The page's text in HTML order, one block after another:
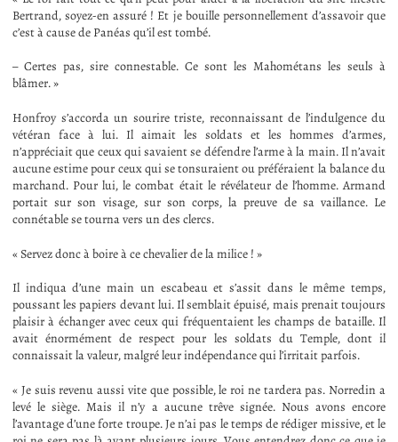
Bertrand, soyez-en assuré ! Et je bouille personnellement d’assavoir que
c’est à cause de Panéas qu’il est tombé.
– Certes pas, sire connestable. Ce sont les Mahométans les seuls à
blâmer. »
Honfroy s’accorda un sourire triste, reconnaissant de l’indulgence du
vétéran face à lui. Il aimait les soldats et les hommes d’armes,
n’appréciait que ceux qui savaient se défendre l’arme à la main. Il n’avait
aucune estime pour ceux qui se tonsuraient ou préféraient la balance du
marchand. Pour lui, le combat était le révélateur de l’homme. Armand
portait sur son visage, sur son corps, la preuve de sa vaillance. Le
connétable se tourna vers un des clercs.
« Servez donc à boire à ce chevalier de la milice ! »
Il indiqua d’une main un escabeau et s’assit dans le même temps,
poussant les papiers devant lui. Il semblait épuisé, mais prenait toujours
plaisir à échanger avec ceux qui fréquentaient les champs de bataille. Il
avait énormément de respect pour les soldats du Temple, dont il
connaissait la valeur, malgré leur indépendance qui l’irritait parfois.
« Je suis revenu aussi vite que possible, le roi ne tardera pas. Norredin a
levé le siège. Mais il n’y a aucune trêve signée. Nous avons encore
l’avantage d’une forte troupe. Je n’ai pas le temps de rédiger missive, et le